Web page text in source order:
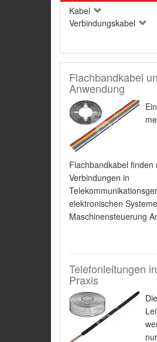
Kabel
Verbindungskabel
Flachbandkabel
Anwendung
Flachbandkabel finden
Verbindungen in
elektronischen
Maschinensteuerung
Telefonleitungen
Praxis